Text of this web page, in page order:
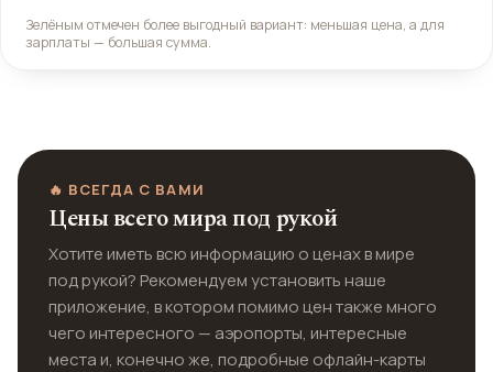
Зелёным отмечен более выгодный вариант: меньшая цена, а для
зарплаты — большая сумма.
🔥 ВСЕГДА С ВАМИ
Цены всего мира под рукой
Хотите иметь всю информацию о ценах в мире
под рукой? Рекомендуем установить наше
приложение, в котором помимо цен также много
чего интересного — аэропорты, интересные
места и, конечно же, подробные офлайн-карты